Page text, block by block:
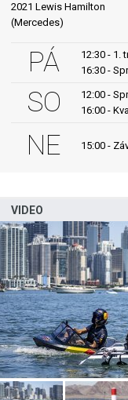
2021 Lewis Hamilton
(Mercedes)
PÁ
12:30 - 1.
16:30 -
SO
12:00 -
16:00 -
NE 15:00 -
VIDEO